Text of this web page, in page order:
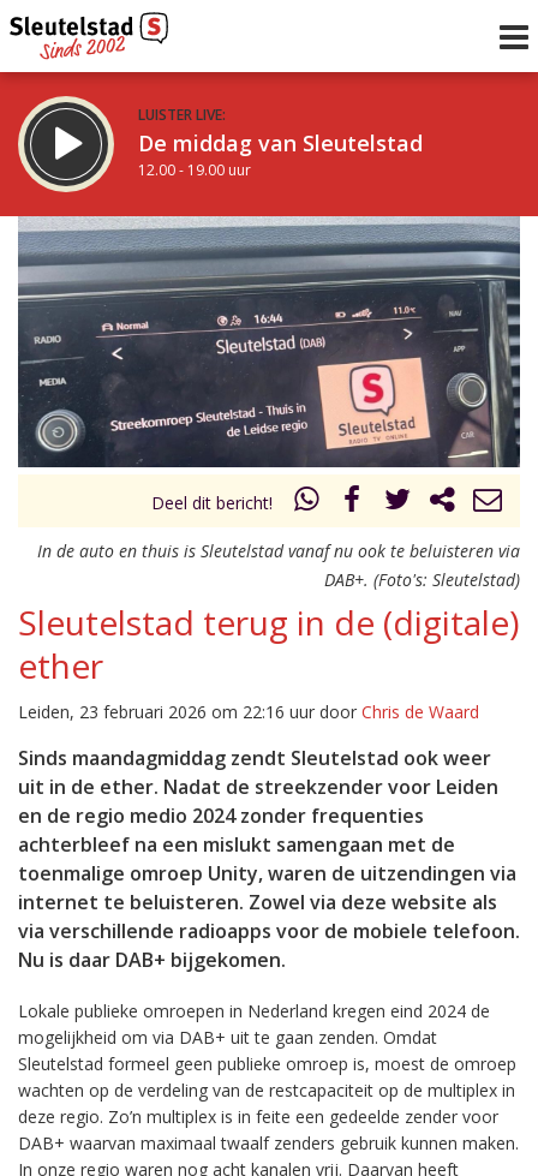
LUISTER LIVE:
De middag van Sleutelstad
12.00 - 19.00 uur
STRAKS:
De avond van Sleutelstad
19.00 - 22.00 uur
Vorig uur
uur 1 van 0 Volgend uur
Deel dit bericht!
In de auto en thuis is Sleutelstad vanaf nu ook te beluisteren via
DAB+. (Foto's: Sleutelstad)
Sleutelstad terug in de (digitale)
ether
Leiden, 23 februari 2026 om 22:16 uur door Chris de Waard
Sinds maandagmiddag zendt Sleutelstad ook weer
uit in de ether. Nadat de streekzender voor Leiden
en de regio medio 2024 zonder frequenties
achterbleef na een mislukt samengaan met de
toenmalige omroep Unity, waren de uitzendingen via
internet te beluisteren. Zowel via deze website als
via verschillende radioapps voor de mobiele telefoon.
Nu is daar DAB+ bijgekomen.
Lokale publieke omroepen in Nederland kregen eind 2024 de
mogelijkheid om via DAB+ uit te gaan zenden. Omdat
Sleutelstad formeel geen publieke omroep is, moest de omroep
wachten op de verdeling van de restcapaciteit op de multiplex in
deze regio. Zo’n multiplex is in feite een gedeelde zender voor
DAB+ waarvan maximaal twaalf zenders gebruik kunnen maken.
In onze regio waren nog acht kanalen vrij. Daarvan heeft